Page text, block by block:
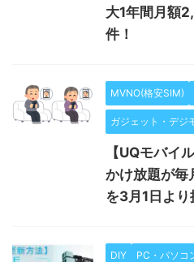
大1年間月額
件！
MVNO(格安SIM)
ガジェット・デジ
【UQモバイ
かけ放題が毎
を3月1日より
DIY PC・パソコ